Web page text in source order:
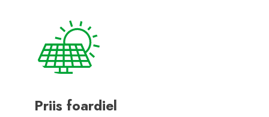
Priis foardiel